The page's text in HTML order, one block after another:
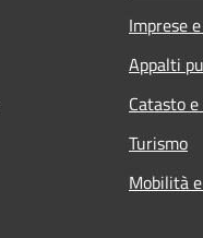
Imprese
Appalti
Catasto
Turismo
Mobilità